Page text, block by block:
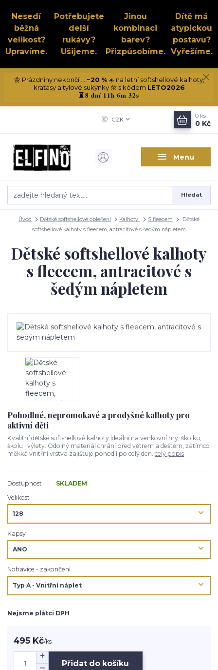
Nesedí
běžná
velikost?
Upravíme.
Potřebujete
delší
rukávy?
Ušijeme.
Jinou
kombinaci
barev?
Přizpůsobíme.
Dítě má
atypickou
postavu?
Vyřešíme.
🌼 Prázdniny nekončí ... −20 %☀️ na letní softshellové kalhoty,
kraťasy a tylové sukýnky 🌼 s kódem LETO2026
⏳8 dní 11h 6m 32s
Menu
CZK
Hledat
0 ks
0 Kč
Úvod Dětské softshellové oblečení Kalhoty S fleecem
Dětské
softshellové kalhoty s fleecem, antracitové s šedým nápletem
Dětské softshellové kalhoty
s fleecem, antracitové s
šedým nápletem
Pohodlné, nepromokavé a prodyšné kalhoty pro
aktivní děti
Kvalitní dětské softshellové kalhoty ideální na venkovní hry, školku,
školu i výlety. Odolný materiál chrání před větrem a deštěm, zatímco
měkká vnitřní vrstva zajišťuje pohodlí po celý den. celý popis
Dostupnost
SKLADEM
Velikost
Kapsy
Nohavice - zakončení
Nejsme plátci DPH
495 Kč/ks
Přidat do košíku